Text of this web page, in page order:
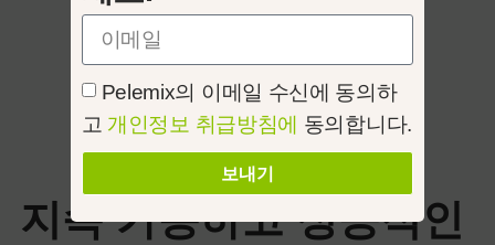
지속 가능하고 성공적인
Pelemix의 이메일 수신에 동의하
고 개인정보 취급방침에 동의합니다.
보내기